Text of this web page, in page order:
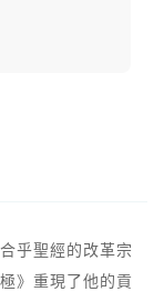
乎聖經的改革宗
》重現了他的貢